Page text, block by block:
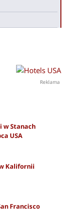
Reklama
w Stanach
USA
Kalifornii
Francisco